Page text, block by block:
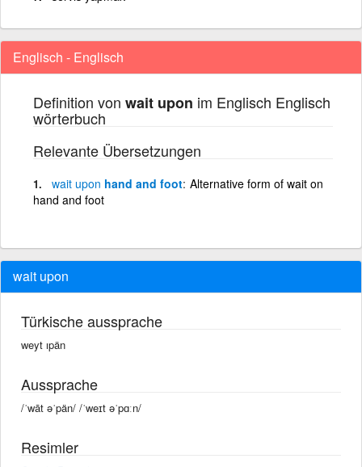
Englisch - Englisch
Definition von wait upon im Englisch Englisch
wörterbuch
Relevante Übersetzungen
wait upon hand and foot Alternative form of wait on
hand and foot
wait upon
Türkische aussprache
weyt ıpän
Aussprache
/ˈwāt əˈpän/ /ˈweɪt əˈpɑːn/
Resimler